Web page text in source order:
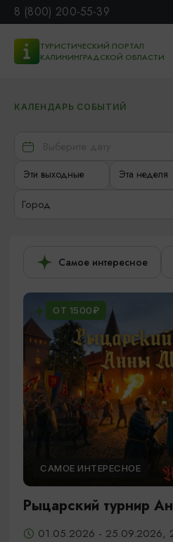
8 (800) 200-55-39
ТУРИСТИЧЕСКИЙ ПОРТАЛ
КАЛИНИНГРАДСКОЙ ОБЛАСТИ
КАЛЕНДАРЬ СОБЫТИЙ
Эти выходные Эта неделя
Город
Самое интересное
ОТ 1500₽
САМОЕ ИНТЕРЕСНОЕ
Рыцарский турнир
01.05.2026 - 25.09.2026,